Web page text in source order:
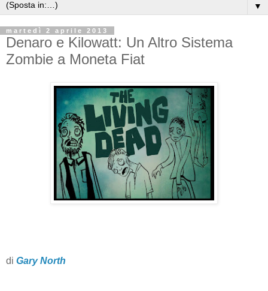
▼
martedì 2 aprile 2013
Denaro e Kilowatt: Un Altro Sistema
Zombie a Moneta Fiat
di Gary North